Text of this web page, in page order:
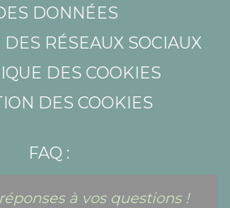
DONNÉES
RÉSEAUX SOCIAUX
DES COOKIES
DES COOKIES
FAQ :
à vos questions !